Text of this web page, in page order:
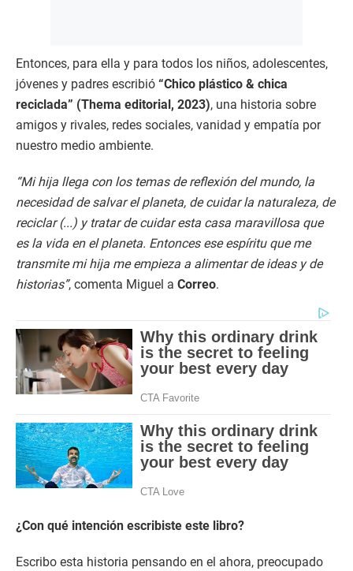
Entonces, para ella y para todos los niños, adolescentes,
jóvenes y padres escribió “Chico plástico & chica
reciclada” (Thema editorial, 2023), una historia sobre
amigos y rivales, redes sociales, vanidad y empatía por
nuestro medio ambiente.
“Mi hija llega con los temas de reflexión del mundo, la
necesidad de salvar el planeta, de cuidar la naturaleza, de
reciclar (...) y tratar de cuidar esta casa maravillosa que
es la vida en el planeta. Entonces ese espíritu que me
transmite mi hija me empieza a alimentar de ideas y de
historias”, comenta Miguel a Correo.
¿Con qué intención escribiste este libro?
Escribo esta historia pensando en el ahora, preocupado